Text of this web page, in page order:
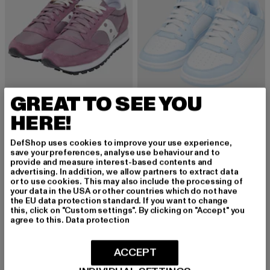
SAUCONY
Jazz
50,60 EUR
Derzeitiger Preis: 50,60 EUR
109,99 EURAktionspreis: 109,99 EUR
K1X
Sweep
47,99 EUR
Derzeitiger Preis: 47,99 EUR
79,99 EUR
-41% -52%
GREAT TO SEE YOU
HERE!
DefShop uses cookies to improve your use experience,
save your preferences, analyse use behaviour and to
provide and measure interest-based contents and
advertising. In addition, we allow partners to extract data
or to use cookies. This may also include the processing of
your data in the USA or other countries which do not have
the EU data protection standard. If you want to change
this, click on "Custom settings". By clicking on "Accept" you
agree to this. Data protection
ACCEPT